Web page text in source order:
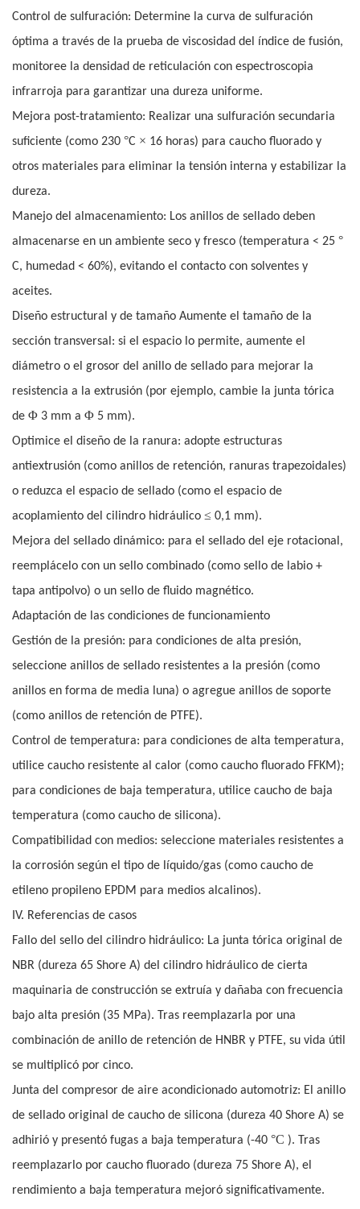
Control de sulfuración: Determine la curva de sulfuración
óptima a través de la prueba de viscosidad del índice de fusión,
monitoree la densidad de reticulación con espectroscopia
infrarroja para garantizar una dureza uniforme.
Mejora post-tratamiento: Realizar una sulfuración secundaria
suficiente (como 230 °C × 16 horas) para caucho fluorado y
otros materiales para eliminar la tensión interna y estabilizar la
dureza.
Manejo del almacenamiento: Los anillos de sellado deben
almacenarse en un ambiente seco y fresco (temperatura < 25 °
C, humedad < 60%), evitando el contacto con solventes y
aceites.
Diseño estructural y de tamaño Aumente el tamaño de la
sección transversal: si el espacio lo permite, aumente el
diámetro o el grosor del anillo de sellado para mejorar la
resistencia a la extrusión (por ejemplo, cambie la junta tórica
de Φ 3 mm a Φ 5 mm).
Optimice el diseño de la ranura: adopte estructuras
antiextrusión (como anillos de retención, ranuras trapezoidales)
o reduzca el espacio de sellado (como el espacio de
acoplamiento del cilindro hidráulico ≤ 0,1 mm).
Mejora del sellado dinámico: para el sellado del eje rotacional,
reemplácelo con un sello combinado (como sello de labio +
tapa antipolvo) o un sello de fluido magnético.
Adaptación de las condiciones de funcionamiento
Gestión de la presión: para condiciones de alta presión,
seleccione anillos de sellado resistentes a la presión (como
anillos en forma de media luna) o agregue anillos de soporte
(como anillos de retención de PTFE).
Control de temperatura: para condiciones de alta temperatura,
utilice caucho resistente al calor (como caucho fluorado FFKM);
para condiciones de baja temperatura, utilice caucho de baja
temperatura (como caucho de silicona).
Compatibilidad con medios: seleccione materiales resistentes a
la corrosión según el tipo de líquido/gas (como caucho de
etileno propileno EPDM para medios alcalinos).
IV. Referencias de casos
Fallo del sello del cilindro hidráulico: La junta tórica original de
NBR (dureza 65 Shore A) del cilindro hidráulico de cierta
maquinaria de construcción se extruía y dañaba con frecuencia
bajo alta presión (35 MPa). Tras reemplazarla por una
combinación de anillo de retención de HNBR y PTFE, su vida útil
se multiplicó por cinco.
Junta del compresor de aire acondicionado automotriz: El anillo
de sellado original de caucho de silicona (dureza 40 Shore A) se
adhirió y presentó fugas a baja temperatura (-40 °C ). Tras
reemplazarlo por caucho fluorado (dureza 75 Shore A), el
rendimiento a baja temperatura mejoró significativamente.